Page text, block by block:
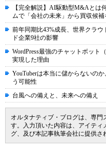
【完全解説】AI駆動型M&Aとは
ムで「会社の未来」から買収候補
前年同期比43%成長、世界クラ
ド企業9社の影響
WordPress最強のチャットボット
実現した理由
YouTuberは本当に儲からないの
う可能性
台風への備えと、未来への備え
オルタナティブ・ブログは、専門
す。入力頂いた内容は、アイティ
グ、及び本記事執筆会社に提供さ